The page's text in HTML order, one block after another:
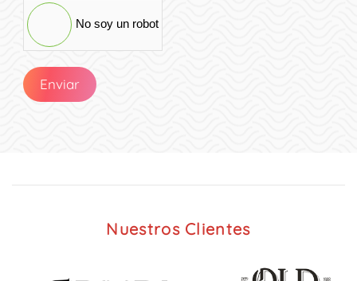
No soy un robot
Enviar
Nuestros Clientes